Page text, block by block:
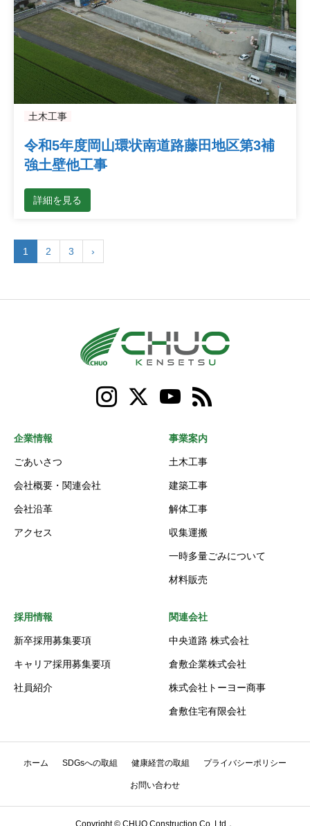
土木工事
令和5年度岡山環状南道路藤田地区第3補
強土壁他工事
詳細を見る
1 2 3 ›
企業情報
ごあいさつ
会社概要・関連会社
会社沿革
アクセス
事業案内
土木工事
建築工事
解体工事
収集運搬
一時多量ごみについて
材料販売
採用情報
新卒採用募集要項
キャリア採用募集要項
社員紹介
関連会社
中央道路 株式会社
倉敷企業株式会社
株式会社トーヨー商事
倉敷住宅有限会社
ホーム SDGsへの取組 健康経営の取組 プライバシーポリシー
お問い合わせ
Copyright © CHUO Construction Co.,Ltd．